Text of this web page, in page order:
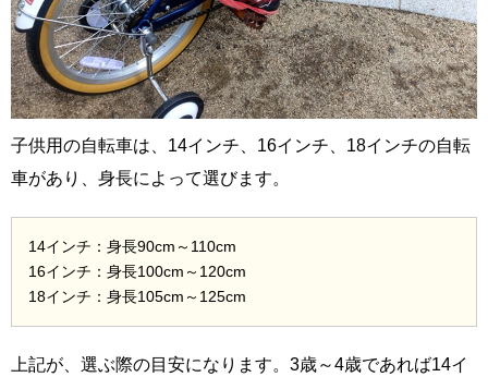
子供用の自転車は、14インチ、16インチ、18インチの自転
車があり、身長によって選びます。
14インチ：身長90cm～110cm
16インチ：身長100cm～120cm
18インチ：身長105cm～125cm
上記が、選ぶ際の目安になります。3歳～4歳であれば14イ